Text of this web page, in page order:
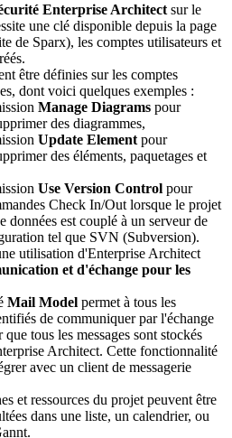
Enterprise Architect sur le
une clé disponible depuis la page
de Sparx), les comptes utilisateurs et
être définies sur les comptes
dont voici quelques exemples :
Manage Diagrams pour
des diagrammes,
Update Element pour
des éléments, paquetages et
Use Version Control pour
Check In/Out lorsque le projet
données est couplé à un serveur de
tel que SVN (Subversion).
utilisation d'Enterprise Architect
et d'échange pour les
Mail Model permet à tous les
de communiquer par l'échange
tous les messages sont stockés
Architect. Cette fonctionnalité
avec un client de messagerie
et ressources du projet peuvent être
dans une liste, un calendrier, ou